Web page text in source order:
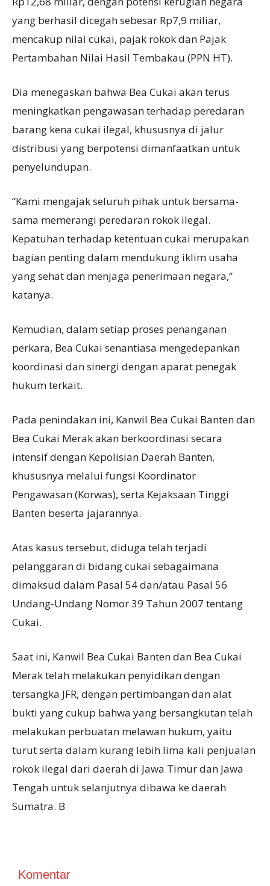
yang berhasil dicegah sebesar Rp7,9 miliar,
mencakup nilai cukai, pajak rokok dan Pajak
Pertambahan Nilai Hasil Tembakau (PPN HT).
Dia menegaskan bahwa Bea Cukai akan terus
meningkatkan pengawasan terhadap peredaran
barang kena cukai ilegal, khususnya di jalur
distribusi yang berpotensi dimanfaatkan untuk
penyelundupan.
“Kami mengajak seluruh pihak untuk bersama-
sama memerangi peredaran rokok ilegal.
Kepatuhan terhadap ketentuan cukai merupakan
bagian penting dalam mendukung iklim usaha
yang sehat dan menjaga penerimaan negara,”
katanya.
Kemudian, dalam setiap proses penanganan
perkara, Bea Cukai senantiasa mengedepankan
koordinasi dan sinergi dengan aparat penegak
hukum terkait.
Pada penindakan ini, Kanwil Bea Cukai Banten dan
Bea Cukai Merak akan berkoordinasi secara
intensif dengan Kepolisian Daerah Banten,
khususnya melalui fungsi Koordinator
Pengawasan (Korwas), serta Kejaksaan Tinggi
Banten beserta jajarannya.
Atas kasus tersebut, diduga telah terjadi
pelanggaran di bidang cukai sebagaimana
dimaksud dalam Pasal 54 dan/atau Pasal 56
Undang-Undang Nomor 39 Tahun 2007 tentang
Cukai.
Saat ini, Kanwil Bea Cukai Banten dan Bea Cukai
Merak telah melakukan penyidikan dengan
tersangka JFR, dengan pertimbangan dan alat
bukti yang cukup bahwa yang bersangkutan telah
melakukan perbuatan melawan hukum, yaitu
turut serta dalam kurang lebih lima kali penjualan
rokok ilegal dari daerah di Jawa Timur dan Jawa
Tengah untuk selanjutnya dibawa ke daerah
Sumatra. B
Komentar